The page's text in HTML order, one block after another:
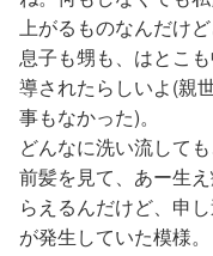
上がるものなんだけど
息子も甥も、はとこ
導されたらしいよ(親
事もなかった)。
どんなに洗い流して
前髪を見て、あー生
らえるんだけど、申
が発生していた模様。